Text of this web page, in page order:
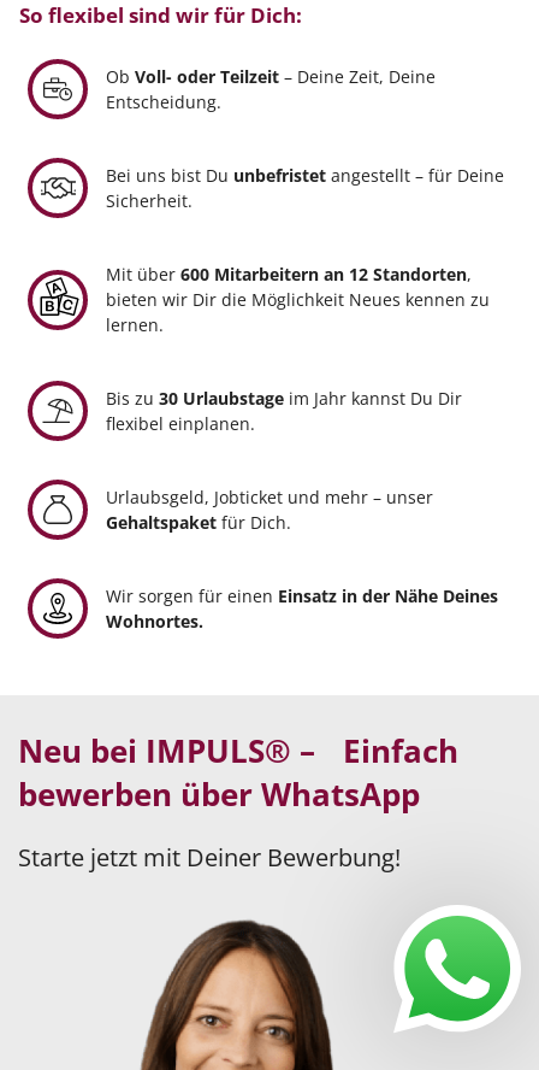
So flexibel sind wir für Dich:
Ob Voll- oder Teilzeit – Deine Zeit, Deine
Entscheidung.
Bei uns bist Du unbefristet angestellt – für Deine
Sicherheit.
Mit über 600 Mitarbeitern an 12 Standorten,
bieten wir Dir die Möglichkeit Neues kennen zu
lernen.
Bis zu 30 Urlaubstage im Jahr kannst Du Dir
flexibel einplanen.
Urlaubsgeld, Jobticket und mehr – unser
Gehaltspaket für Dich.
Wir sorgen für einen Einsatz in der Nähe Deines
Wohnortes.
Neu bei IMPULS® – Einfach
bewerben über WhatsApp
Starte jetzt mit Deiner Bewerbung!